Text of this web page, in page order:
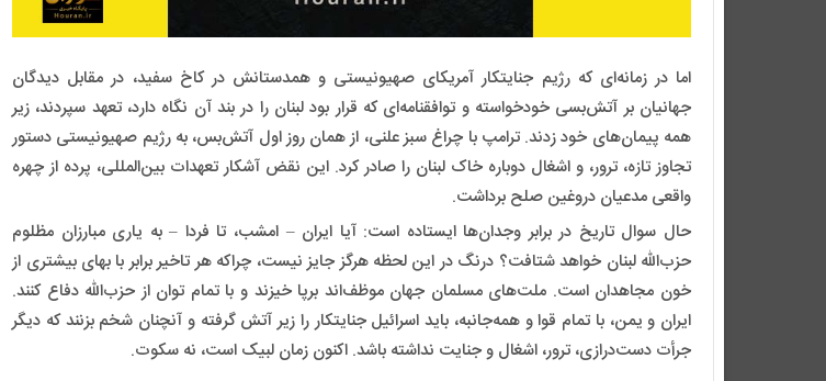
اما در زمانه‌ای که رژیم جنایتکار آمریکای صهیونیستی و همدستانش در کاخ سفید، در مقابل دیدگان
جهانیان بر آتش‌بسی خودخواسته و توافقنامه‌ای که قرار بود لبنان را در بند آن نگاه دارد، تعهد سپردند، زیر
همه پیمان‌های خود زدند. ترامپ با چراغ سبز علنی، از همان روز اول آتش‌بس، به رژیم صهیونیستی دستور
تجاوز تازه، ترور، و اشغال دوباره خاک لبنان را صادر کرد. این نقض آشکار تعهدات بین‌المللی، پرده از چهره
واقعی مدعیان دروغین صلح برداشت.
حال سوال تاریخ در برابر وجدان‌ها ایستاده است: آیا ایران – امشب، تا فردا – به یاری مبارزان مظلوم
حزب‌الله لبنان خواهد شتافت؟ درنگ در این لحظه هرگز جایز نیست، چراکه هر تاخیر برابر با بهای بیشتری از
خون مجاهدان است. ملت‌های مسلمان جهان موظف‌اند برپا خیزند و با تمام توان از حزب‌الله دفاع کنند.
ایران و یمن، با تمام قوا و همه‌جانبه، باید اسرائیل جنایتکار را زیر آتش گرفته و آنچنان شخم بزنند که دیگر
جرأت دست‌درازی، ترور، اشغال و جنایت نداشته باشد. اکنون زمان لبیک است، نه سکوت.